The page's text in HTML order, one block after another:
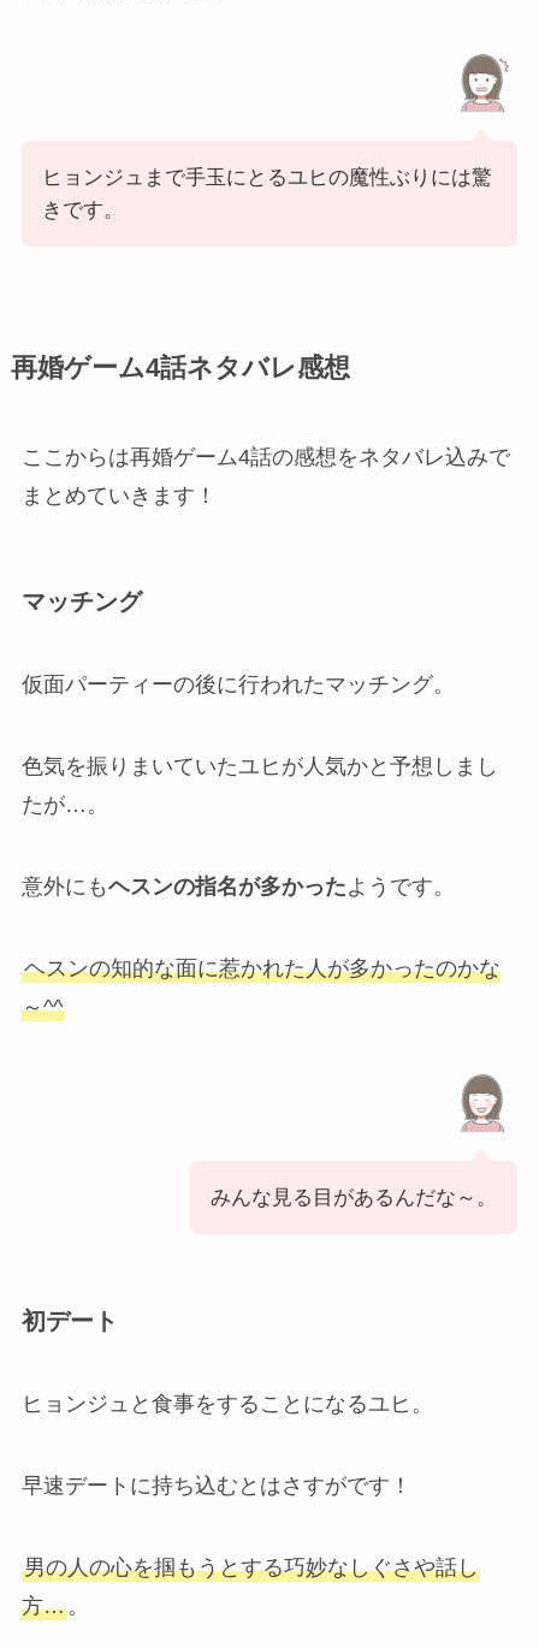
ヒョンジュまで手玉にとるユヒの魔性ぶりには驚
きです。
再婚ゲーム4話ネタバレ感想
ここからは再婚ゲーム4話の感想をネタバレ込みで
まとめていきます！
マッチング
仮面パーティーの後に行われたマッチング。
色気を振りまいていたユヒが人気かと予想しまし
たが…。
意外にもヘスンの指名が多かったようです。
ヘスンの知的な面に惹かれた人が多かったのかな
～^^
みんな見る目があるんだな～。
初デート
ヒョンジュと食事をすることになるユヒ。
早速デートに持ち込むとはさすがです！
男の人の心を掴もうとする巧妙なしぐさや話し
方…。